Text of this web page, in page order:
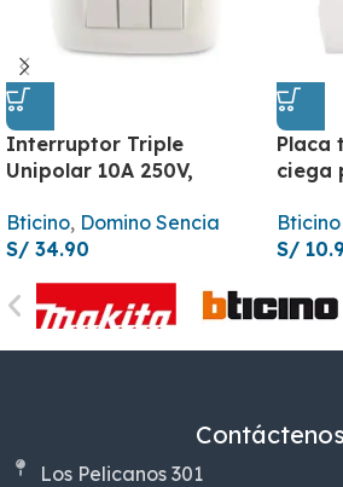
Interruptor Triple
Unipolar 10A 250V,
Bticino, Domino Sencia
S/ 34.90
Placa
ciega
Bticino
S/
Contáctenos
Los Pelicanos 301